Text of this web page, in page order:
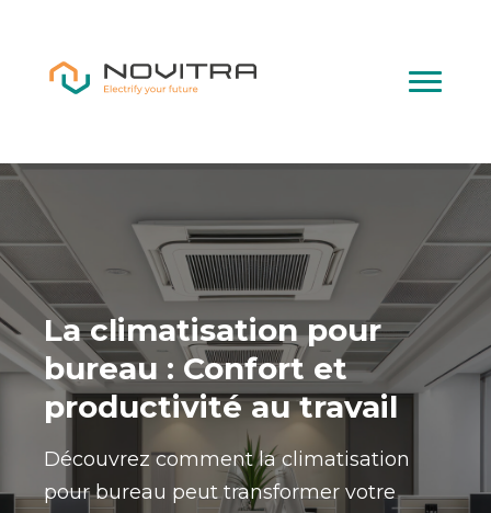
La climatisation pour
bureau : Confort et
productivité au travail
Découvrez comment la climatisation
pour bureau peut transformer votre